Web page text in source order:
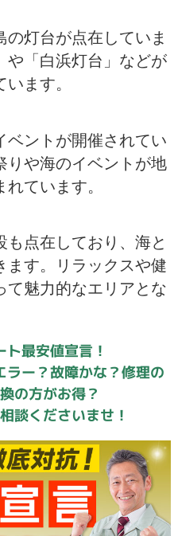
灯台が点在していま
や「白浜灯台」などが
ます。
ントが開催されてい
りや海のイベントが地
ています。
点在しており、海と
す。リラックスや健
て魅力的なエリアとな
最安値宣言！
ラー？故障かな？修理の
の方がお得？
談くださいませ！